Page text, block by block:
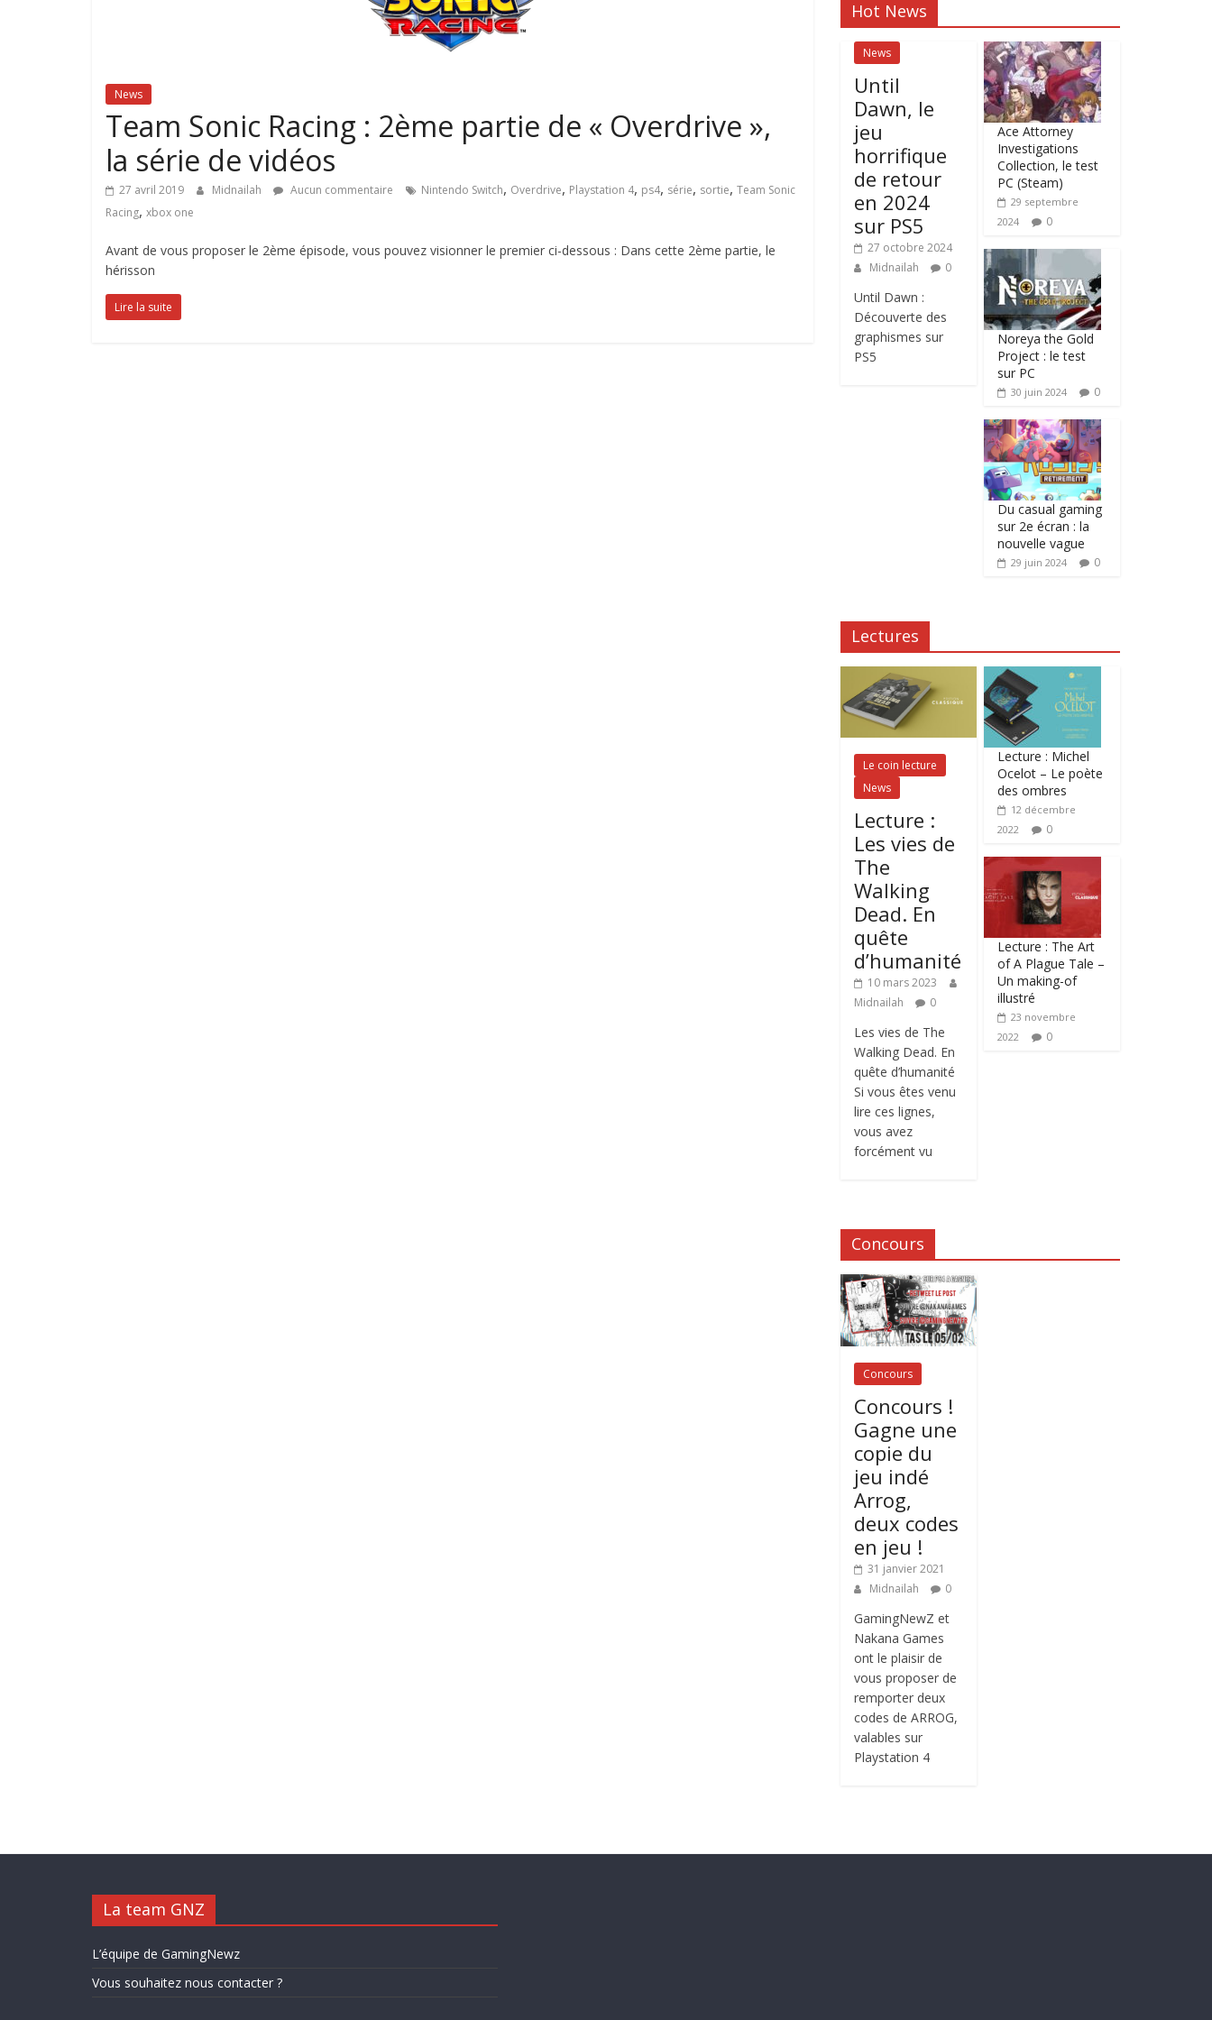
News
Team Sonic Racing : 2ème partie de « Overdrive »,
la série de vidéos
27 avril 2019 Midnailah Aucun commentaire Nintendo Switch, Overdrive, Playstation 4, ps4, série, sortie, Team Sonic
Racing, xbox one
Avant de vous proposer le 2ème épisode, vous pouvez visionner le premier ci-dessous : Dans cette 2ème partie, le
hérisson
Lire la suite
Hot News
News
Until
Dawn, le
jeu
horrifique
de retour
en 2024
sur PS5
27 octobre 2024
Midnailah
0
Until Dawn :
Découverte des
graphismes sur
PS5
Ace Attorney
Investigations
Collection, le test
PC (Steam)
29 septembre
2024
0
Noreya the Gold
Project : le test
sur PC
30 juin 2024 0
Du casual gaming
sur 2e écran : la
nouvelle vague
29 juin 2024 0
Lectures
Le coin lecture
News
Lecture :
Les vies de
The
Walking
Dead. En
quête
d’humanité
10 mars 2023
Midnailah
0
Les vies de The
Walking Dead. En
quête d’humanité
Si vous êtes venu
lire ces lignes,
vous avez
forcément vu
Lecture : Michel
Ocelot – Le poète
des ombres
12 décembre
2022
0
Lecture : The Art
of A Plague Tale –
Un making-of
illustré
23 novembre
2022
0
Concours
Concours
Concours !
Gagne une
copie du
jeu indé
Arrog,
deux codes
en jeu !
31 janvier 2021
Midnailah
0
GamingNewZ et
Nakana Games
ont le plaisir de
vous proposer de
remporter deux
codes de ARROG,
valables sur
Playstation 4
La team GNZ
L’équipe de GamingNewz
Vous souhaitez nous contacter ?